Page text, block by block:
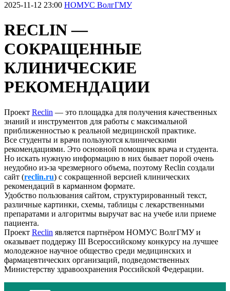
2025-11-12 23:00 НОМУС ВолгГМУ
RECLIN —
СОКРАЩЕННЫЕ
КЛИНИЧЕСКИЕ
РЕКОМЕНДАЦИИ
Проект Reclin — это площадка для получения качественных
знаний и инструментов для работы с максимальной
приближенностью к реальной медицинской практике.
Все студенты и врачи пользуются клиническими
рекомендациями. Это основной помощник врача и студента.
Но искать нужную информацию в них бывает порой очень
неудобно из-за чрезмерного объема, поэтому Reclin создали
сайт (reclin.ru) с сокращенной версией клинических
рекомендаций в карманном формате.
Удобство пользования сайтом, структурированный текст,
различные картинки, схемы, таблицы с лекарственными
препаратами и алгоритмы выручат вас на учебе или приеме
пациента.
Проект Reclin является партнёром НОМУС ВолгГМУ и
оказывает поддержу III Всероссийскому конкурсу на лучшее
молодежное научное общество среди медицинских и
фармацевтических организаций, подведомственных
Министерству здравоохранения Российской Федерации.